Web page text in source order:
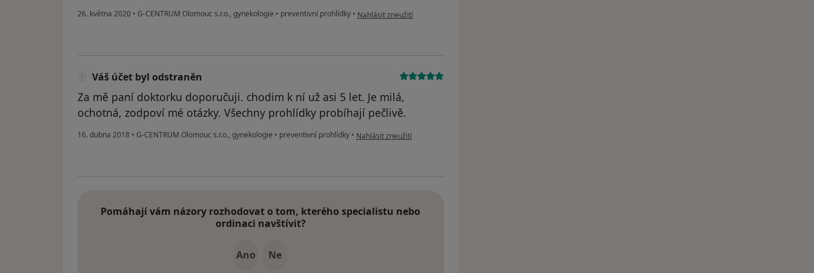
26. května 2020 • G-CENTRUM Olomouc s.r.o., gynekologie • preventivní prohlídky • podle názoru uživatele Alžběta M.
Nahlásit zneužití
Váš účet byl odstraněn
Za mě paní doktorku doporučuji. chodim k ní už asi 5 let. Je milá,
ochotná, zodpoví mé otázky. Všechny prohlídky probíhají pečlivě.
16. dubna 2018 • G-CENTRUM Olomouc s.r.o., gynekologie • preventivní prohlídky • podle názoru uživatele Váš účet byl odstraněn
Nahlásit zneužití
Pomáhají vám názory rozhodovat o tom, kterého specialistu nebo
ordinaci navštívit?
Ano Ne